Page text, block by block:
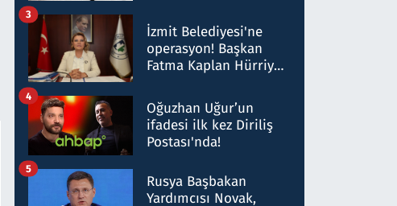
Milyar liralık para
trafiği tespit edildi
İzmit Belediyesi'ne
operasyon! Başkan
Fatma Kaplan Hürriyet
3
Oğuzhan Uğur’un
ifadesi ilk kez Diriliş
Postası'nda!
4
Rusya Başbakan
Yardımcısı Novak,
5